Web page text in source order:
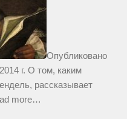
Опубликовано
г. О том, каким
рассказывает
more…